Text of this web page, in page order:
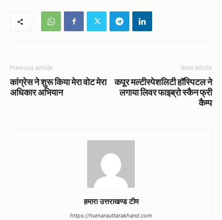
Previous article
कांग्रेस ने शुरू किया मेरा वोट मेरा
अधिकार अभियान
Next article
कपूर मल्टीस्पेशलिटी हॉस्पिटल ने
लगाया लिवर फाइब्रो स्कैन फ्री
कैम्प
हमारा उत्तराखण्ड टीम
https://humarauttarakhand.com